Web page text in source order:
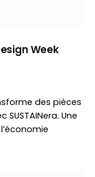
Week
des pièces
Une